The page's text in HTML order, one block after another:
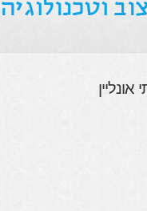
אונליין